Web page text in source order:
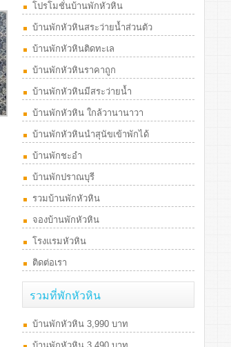
โปรโมชั่นบ้านพักหัวหิน
บ้านพักหัวหินสระว่ายน้ำส่วนตัว
บ้านพักหัวหินติดทะเล
บ้านพักหัวหินราคาถูก
บ้านพักหัวหินมีสระว่ายน้ำ
บ้านพักหัวหิน ใกล้วานานาวา
บ้านพักหัวหินนำสุนัขเข้าพักได้
บ้านพักชะอำ
บ้านพักปราณบุรี
รวมบ้านพักหัวหิน
จองบ้านพักหัวหิน
โรงแรมหัวหิน
ติดต่อเรา
รวมที่พักหัวหิน
บ้านพักหัวหิน 3,990 บาท